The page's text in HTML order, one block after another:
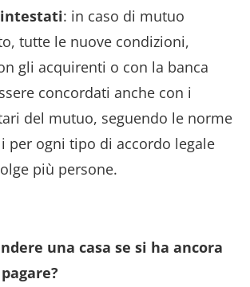
: in caso di mutuo
tutte le nuove condizioni,
gli acquirenti o con la banca
concordati anche con i
del mutuo, seguendo le norme
per ogni tipo di accordo legale
più persone.
una casa se si ha ancora